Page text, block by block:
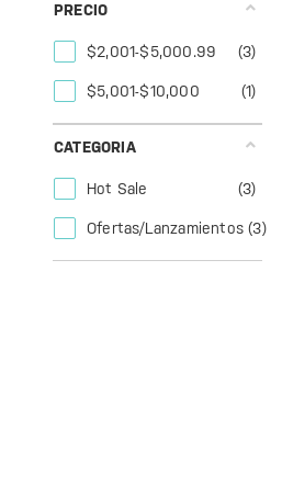
PRECIO
$2,001-$5,000.99 (3)
$5,001-$10,000 (1)
CATEGORIA
Hot Sale (3)
Ofertas/Lanzamientos(3)